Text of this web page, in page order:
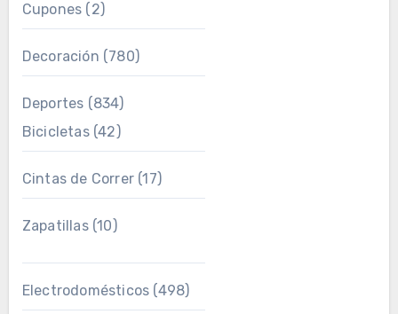
Cupones (2)
Decoración (780)
Deportes (834)
Bicicletas(42)
Cintas de Correr(17)
Zapatillas(10)
Electrodomésticos (498)